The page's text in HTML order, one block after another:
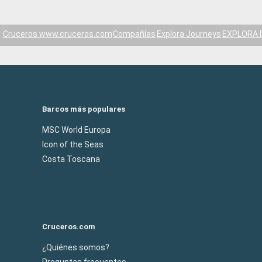
Cruceros www.cruceros.comCompañías Explora Journeys EXPLORA
Barcos más populares
MSC World Europa
Icon of the Seas
Costa Toscana
Cruceros.com
¿Quiénes somos?